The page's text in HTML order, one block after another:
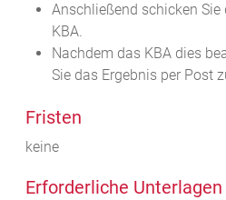
Anschließend schicken
KBA.
Nachdem das KBA dies
Sie das Ergebnis per Post
Fristen
keine
Erforderliche Unterlagen